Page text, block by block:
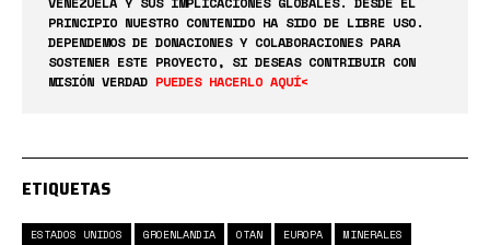
PRINCIPIO NUESTRO CONTENIDO HA SIDO DE LIBRE USO.
DEPENDEMOS DE DONACIONES Y COLABORACIONES PARA
SOSTENER ESTE PROYECTO, SI DESEAS CONTRIBUIR CON
MISIÓN VERDAD PUEDES HACERLO AQUÍ<
ETIQUETAS
ESTADOS UNIDOS GROENLANDIA OTAN EUROPA MINERALES